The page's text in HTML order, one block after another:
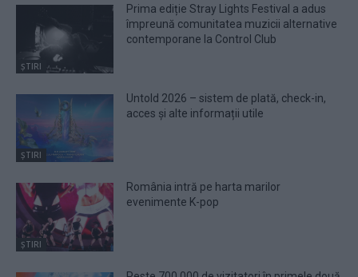
ȘTIRI
Prima ediție Stray Lights Festival a adus
împreună comunitatea muzicii alternative
contemporane la Control Club
ȘTIRI
Untold 2026 – sistem de plată, check-in,
acces și alte informații utile
ȘTIRI
România intră pe harta marilor
evenimente K-pop